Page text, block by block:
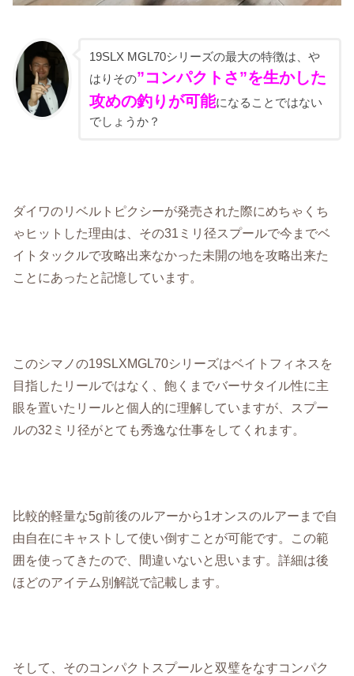
19SLX MGL70シリーズの最大の特徴は、や
はりその”コンパクトさ”を生かした
攻めの釣りが可能になることではない
でしょうか？
ダイワのリベルトピクシーが発売された際にめちゃくち
ゃヒットした理由は、その31ミリ径スプールで今までベ
イトタックルで攻略出来なかった未開の地を攻略出来た
ことにあったと記憶しています。
このシマノの19SLXMGL70シリーズはベイトフィネスを
目指したリールではなく、飽くまでバーサタイル性に主
眼を置いたリールと個人的に理解していますが、スプー
ルの32ミリ径がとても秀逸な仕事をしてくれます。
比較的軽量な5g前後のルアーから1オンスのルアーまで自
由自在にキャストして使い倒すことが可能です。この範
囲を使ってきたので、間違いないと思います。詳細は後
ほどのアイテム別解説で記載します。
そして、そのコンパクトスプールと双璧をなすコンパク